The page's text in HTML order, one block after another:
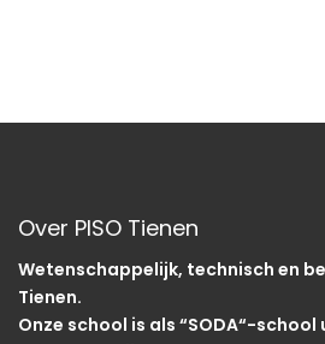
Over PISO Tienen
Wetenschappelijk, technisch en
Tienen.
Onze school is als “SODA“-school